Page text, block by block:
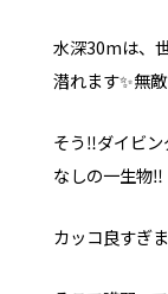
水深30mは、
潜れます✨無
そう‼️ダイビ
なしの一生物‼️
カッコ良すぎ